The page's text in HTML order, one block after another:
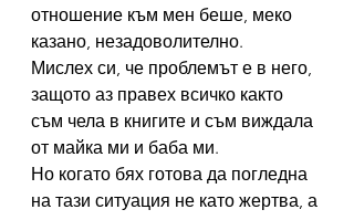
отношение към мен беше, меко
казано, незадоволително.
Мислех си, че проблемът е в него,
защото аз правех всичко както
съм чела в книгите и съм виждала
от майка ми и баба ми.
Но когато бях готова да погледна
на тази ситуация не като жертва, а